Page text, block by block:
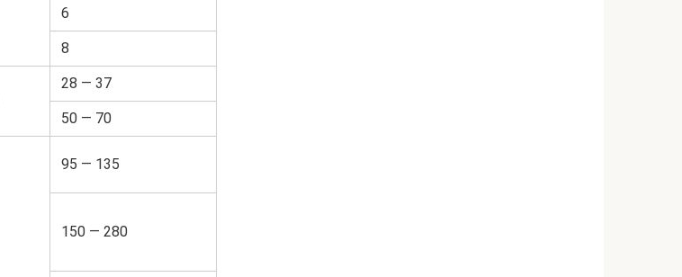
6
8
28 — 37
50 — 70
95 — 135
150 — 280